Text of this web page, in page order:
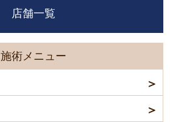
店舗一覧
施術メニュー